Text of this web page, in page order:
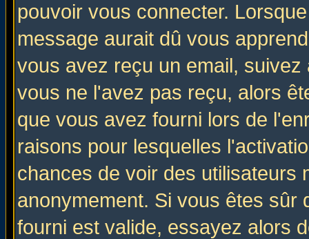
pouvoir vous connecter.
message aurait dû vous
vous avez reçu un email,
vous ne l'avez pas reçu, alors
que vous avez fourni lors de
raisons pour lesquelles
chances de voir des utilisateurs
anonymement. Si vous êtes sûr
fourni est valide, essayez alors